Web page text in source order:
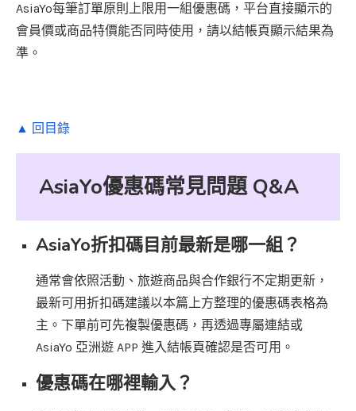
AsiaYo每筆訂單原則上限用一組優惠碼，平台直接顯示的
會員價或商品特價能否同時使用，請以結帳頁顯示結果為
準。
▲ 回目錄
AsiaYo優惠碼常見問題 Q&A
AsiaYo折扣碼目前最新是哪一組？
通常會依照活動、旅遊商品與合作銀行不定期更新，
最新可用折扣碼建議以本篇上方整理的優惠碼表格為
主。下單前可先複製優惠碼，再透過專屬連結或
AsiaYo 亞洲遊 APP 進入結帳頁確認是否可用。
優惠碼在哪裡輸入？